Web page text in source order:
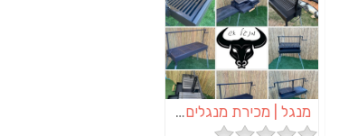
מנגל | מכירת מנגלים | מנגל מקצועי | מנגל עבודת יד